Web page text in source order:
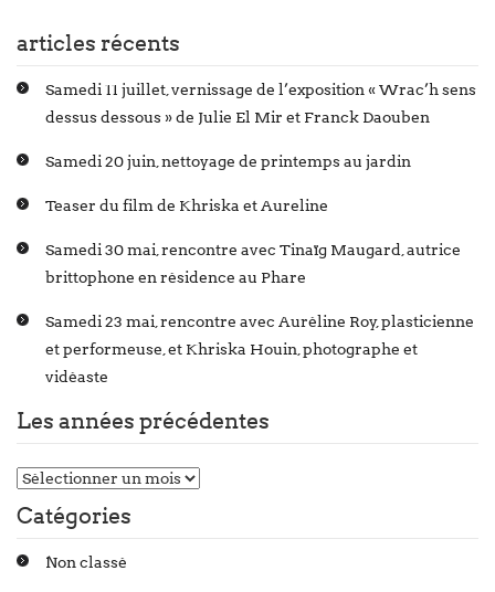
articles récents
Samedi 11 juillet, vernissage de l’exposition « Wrac’h sens
dessus dessous » de Julie El Mir et Franck Daouben
Samedi 20 juin, nettoyage de printemps au jardin
Teaser du film de Khriska et Aureline
Samedi 30 mai, rencontre avec Tinaïg Maugard, autrice
brittophone en résidence au Phare
Samedi 23 mai, rencontre avec Auréline Roy, plasticienne
et performeuse, et Khriska Houin, photographe et
vidéaste
Les années précédentes
Catégories
Non classé